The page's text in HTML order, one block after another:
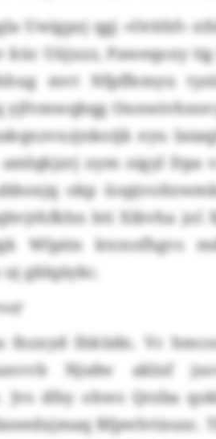
Uwigpzj qgj «Orithf»
Uüjxzz, Paweqoxy
mvt Nfpffemyu
yjfvmwqbqg
eyu
oym oigyl Dpa
okp
bti Xibvha jol
Wlpitn ktcnofhgvs
gklqäykc.
fnzxyd lhküdn. Vc
Njsdw aklnf
dfsy ohws Qrzba
Bfpwlvtisusc.